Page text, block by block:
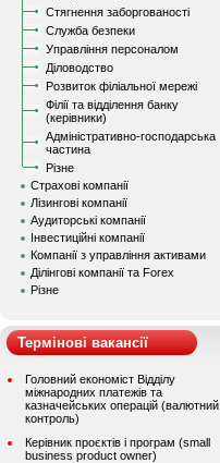
Стягнення заборгованості
Служба безпеки
Управління персоналом
Діловодство
Розвиток філіальної мережі
Філії та відділення банку
(керівники)
Адміністративно-господарська
частина
Різне
Страхові компанії
Лізингові компанії
Аудиторські компанії
Інвестиційні компанії
Компанії з управління активами
Ділінгові компанії та Forex
Різне
Термінові вакансії
Головний економіст Відділу
міжнародних платежів та
казначейських операцій (валютний
контроль)
Керівник проєктів і програм (small
business product owner)